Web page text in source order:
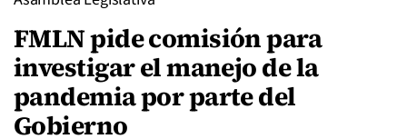
FMLN pide comisión para
investigar el manejo de la
pandemia por parte del
Gobierno